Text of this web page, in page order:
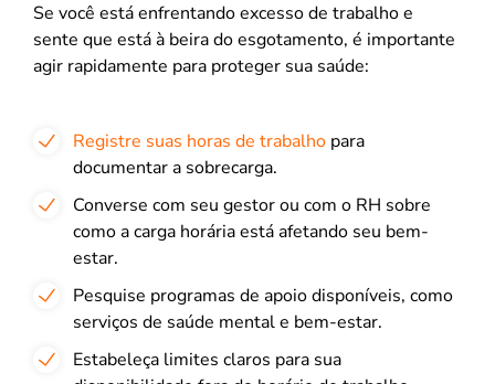
Se você está enfrentando excesso de trabalho e
sente que está à beira do esgotamento, é importante
agir rapidamente para proteger sua saúde:
Registre suas horas de trabalho para
documentar a sobrecarga.
Converse com seu gestor ou com o RH sobre
como a carga horária está afetando seu bem-
estar.
Pesquise programas de apoio disponíveis, como
serviços de saúde mental e bem-estar.
Estabeleça limites claros para sua